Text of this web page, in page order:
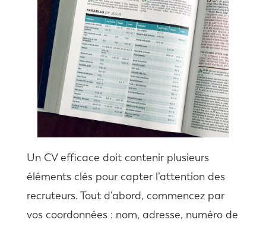
Un CV efficace doit contenir plusieurs
éléments clés pour capter l’attention des
recruteurs. Tout d’abord, commencez par
vos coordonnées : nom, adresse, numéro de